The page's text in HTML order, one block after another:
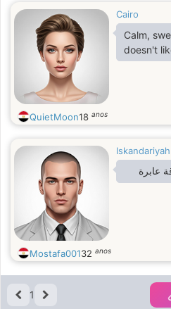
Cairo
Calm,
doesn't
QuietMoon18 anos
Iskandariyah
Mostafa00132 anos
1